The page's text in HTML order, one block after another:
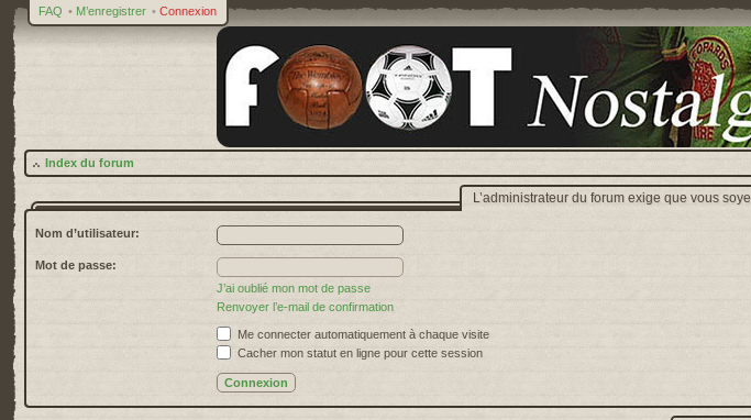
FAQ • M’enregistrer • Connexion
Index du forum
L’administrateur du forum exige que vous
Nom d’utilisateur:
Mot de passe:
J’ai oublié mon mot de passe
Renvoyer l’e-mail de confirmation
Me connecter automatiquement à chaque visite
Cacher mon statut en ligne pour cette session